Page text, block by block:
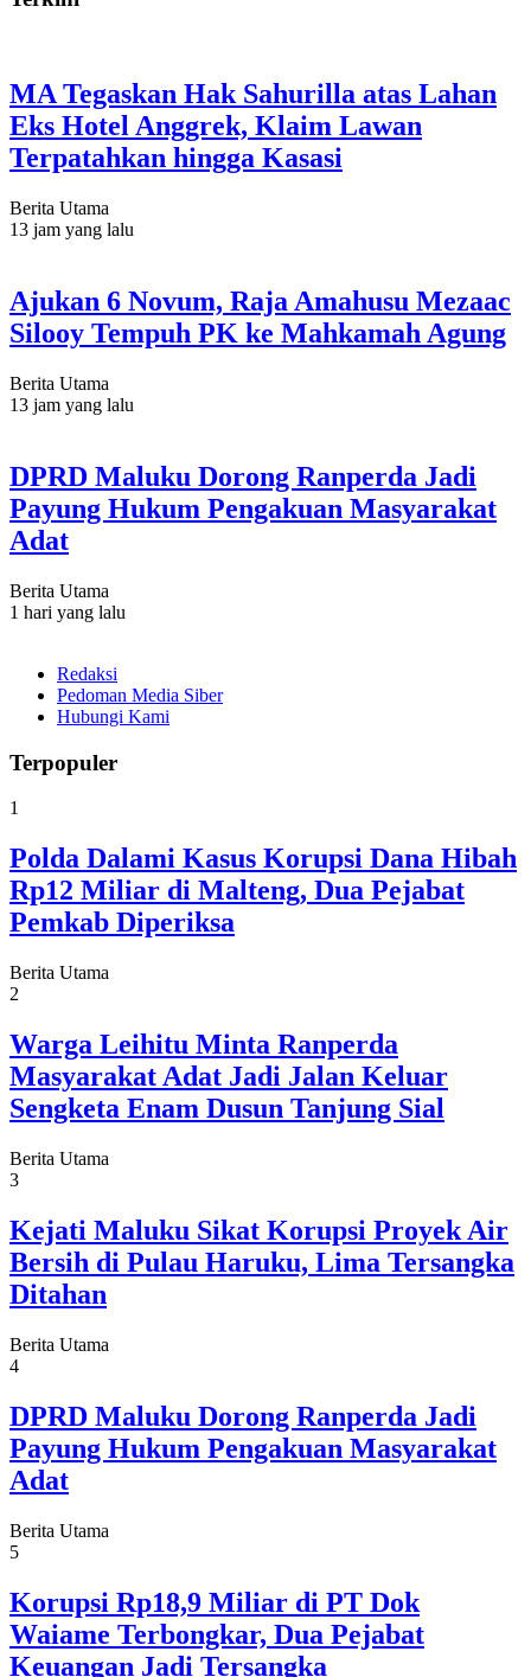
MA Tegaskan Hak Sahurilla atas Lahan
Eks Hotel Anggrek, Klaim Lawan
Terpatahkan hingga Kasasi
Berita Utama
13 jam yang lalu
Ajukan 6 Novum, Raja Amahusu Mezaac
Silooy Tempuh PK ke Mahkamah Agung
Berita Utama
13 jam yang lalu
DPRD Maluku Dorong Ranperda Jadi
Payung Hukum Pengakuan Masyarakat
Adat
Berita Utama
1 hari yang lalu
Redaksi
Pedoman Media Siber
Hubungi Kami
Terpopuler
1
Polda Dalami Kasus Korupsi Dana Hibah
Rp12 Miliar di Malteng, Dua Pejabat
Pemkab Diperiksa
Berita Utama
2
Warga Leihitu Minta Ranperda
Masyarakat Adat Jadi Jalan Keluar
Sengketa Enam Dusun Tanjung Sial
Berita Utama
3
Kejati Maluku Sikat Korupsi Proyek Air
Bersih di Pulau Haruku, Lima Tersangka
Ditahan
Berita Utama
4
DPRD Maluku Dorong Ranperda Jadi
Payung Hukum Pengakuan Masyarakat
Adat
Berita Utama
5
Korupsi Rp18,9 Miliar di PT Dok
Waiame Terbongkar, Dua Pejabat
Keuangan Jadi Tersangka